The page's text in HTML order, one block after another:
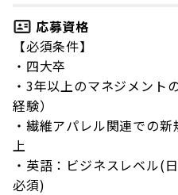
応募資格
【必須条件】
・四大卒
・3年以上のマネジメント
経験）
・繊維アパレル関連での
上
・英語：ビジネスレベル(
必須)